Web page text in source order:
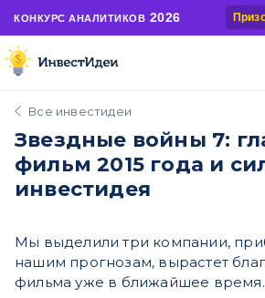
КОНКУРС АНАЛИТИКОВ 2026
Все инвестидеи
Звездные войны 7:
фильм 2015 года и
инвестидея
Мы выделили три компании,
нашим прогнозам, вырастет
фильма уже в ближайшее время.